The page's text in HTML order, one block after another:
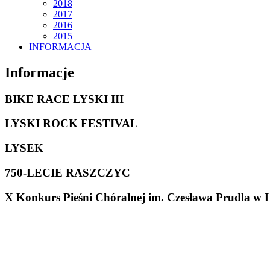
2018
2017
2016
2015
INFORMACJA
Informacje
BIKE RACE LYSKI III
LYSKI ROCK FESTIVAL
LYSEK
750-LECIE RASZCZYC
X Konkurs Pieśni Chóralnej im. Czesława Prudla w